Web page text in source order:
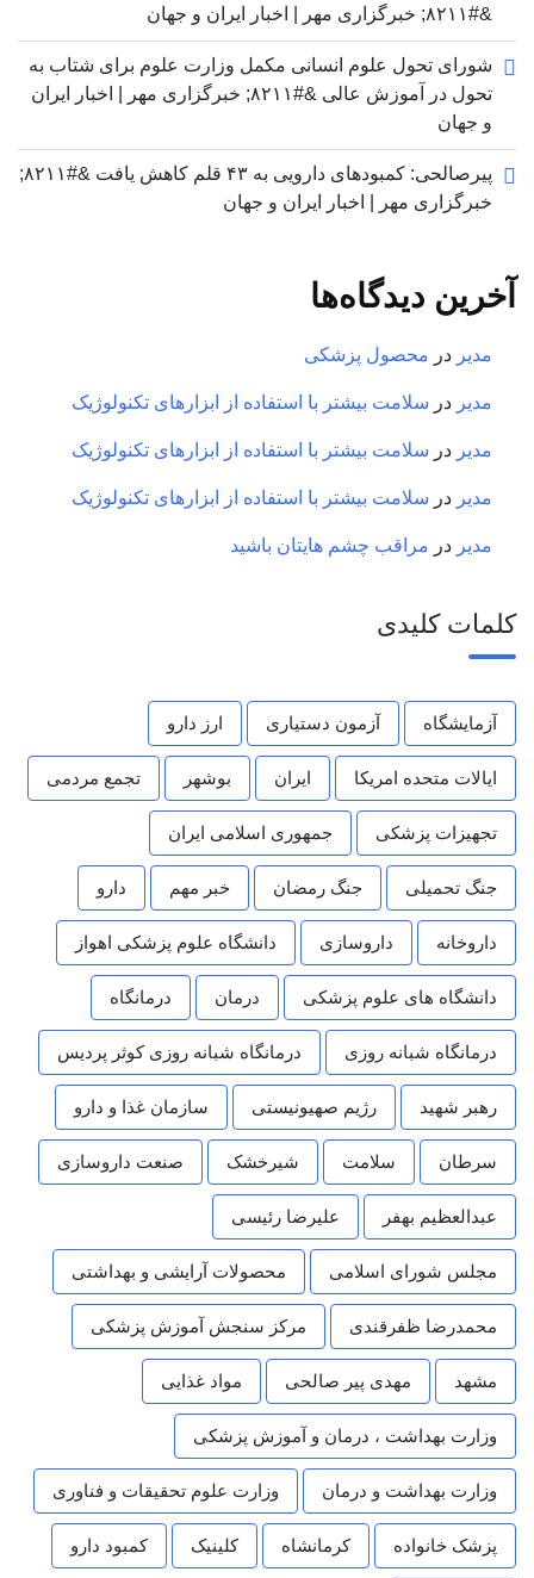
&#۸۲۱۱; خبرگزاری مهر | اخبار ایران و جهان
شورای تحول علوم انسانی مکمل وزارت علوم برای شتاب به
تحول در آموزش عالی &#۸۲۱۱; خبرگزاری مهر | اخبار ایران
و جهان
پیرصالحی: کمبودهای دارویی به ۴۳ قلم کاهش یافت &#۸۲۱۱;
خبرگزاری مهر | اخبار ایران و جهان
آخرین دیدگاه‌ها
مدیر در محصول پزشکی
مدیر در سلامت بیشتر با استفاده از ابزارهای تکنولوژیک
مدیر در سلامت بیشتر با استفاده از ابزارهای تکنولوژیک
مدیر در سلامت بیشتر با استفاده از ابزارهای تکنولوژیک
مدیر در مراقب چشم هایتان باشید
کلمات کلیدی
آزمایشگاه آزمون دستیاری ارز دارو
ایالات متحده امریکا ایران بوشهر تجمع مردمی
تجهیزات پزشکی جمهوری اسلامی ایران
جنگ تحمیلی جنگ رمضان خبر مهم دارو
داروخانه داروسازی دانشگاه علوم پزشکی اهواز
دانشگاه های علوم پزشکی درمان درمانگاه
درمانگاه شبانه روزی درمانگاه شبانه روزی کوثر پردیس
رهبر شهید رژیم صهیونیستی سازمان غذا و دارو
سرطان سلامت شیرخشک صنعت داروسازی
عبدالعظیم بهفر علیرضا رئیسی
مجلس شورای اسلامی محصولات آرایشی و بهداشتی
محمدرضا ظفرقندی مرکز سنجش آموزش پزشکی
مشهد مهدی پیر صالحی مواد غذایی
وزارت بهداشت ، درمان و آموزش پزشکی
وزارت بهداشت و درمان وزارت علوم تحقیقات و فناوری
پزشک خانواده کرمانشاه کلینیک کمبود دارو